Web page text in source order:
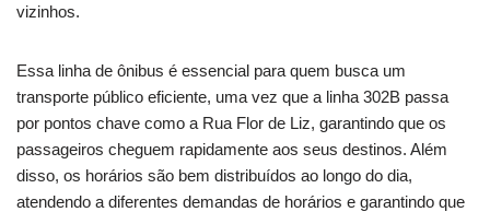
vizinhos.
Essa linha de ônibus é essencial para quem busca um
transporte público eficiente, uma vez que a linha 302B passa
por pontos chave como a Rua Flor de Liz, garantindo que os
passageiros cheguem rapidamente aos seus destinos. Além
disso, os horários são bem distribuídos ao longo do dia,
atendendo a diferentes demandas de horários e garantindo que